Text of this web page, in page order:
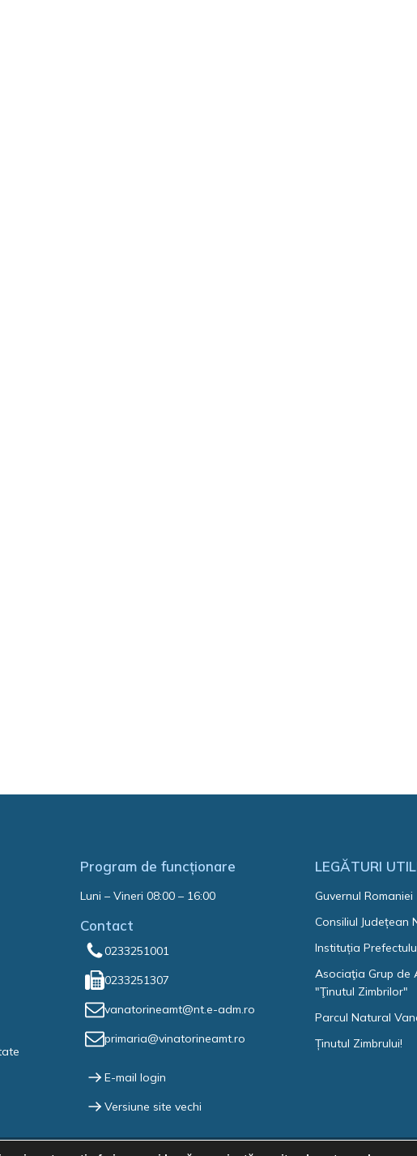
Program de funcționare
Luni – Vineri 08:00 – 16:00
Contact
0233251001
0233251307
vanatorineamt@nt.e-adm.ro
primaria@vinatorineamt.ro
E-mail login
Versiune site vechi
LEGĂTURI
Guvernul Romaniei
Consiliul Județean
Instituția
Asociaţia Grup de
"Ţinutul Zimbrilor"
Parcul Natural
Ținutul Zimbrului!